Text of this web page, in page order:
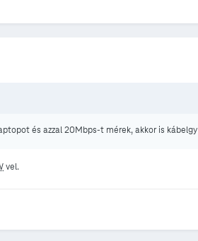
és azzal 20Mbps-t mérek, akkor is
vel.